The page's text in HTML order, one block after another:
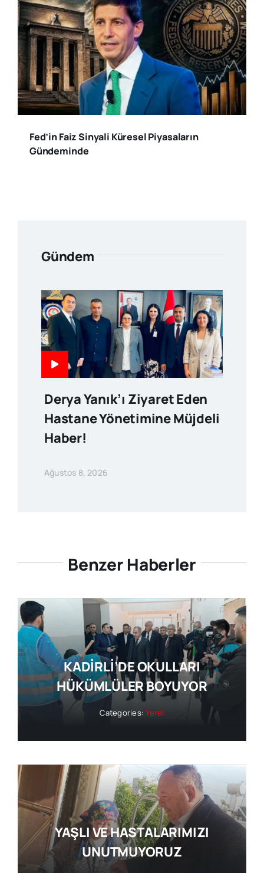
Fed’in Faiz Sinyali Küresel Piyasaların
Gündeminde
Gündem
Derya Yanık’ı Ziyaret Eden
Hastane Yönetimine Müjdeli
Haber!
Ağustos 8, 2026
Benzer Haberler
KADİRLİ’DE OKULLARI
HÜKÜMLÜLER BOYUYOR
Categories:Yerel
YAŞLI VE HASTALARIMIZI
UNUTMUYORUZ